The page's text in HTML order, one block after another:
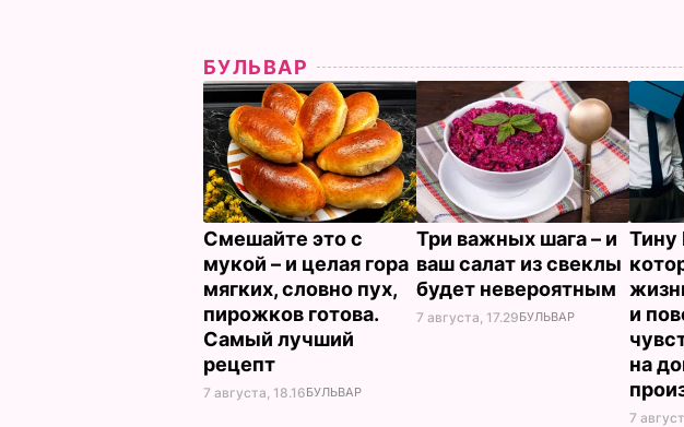
БУЛЬВАР
Смешайте это с
мукой – и целая гора
мягких, словно пух,
пирожков готова.
Самый лучший
рецепт
7 августа, 18.16БУЛЬВАР
Три важных шага – и
ваш салат из свеклы
будет невероятным
7 августа, 17.29БУЛЬВАР
Тину
и
на
7